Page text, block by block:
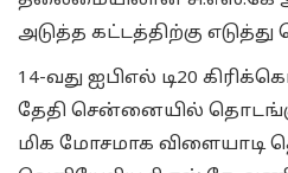
அடுத்த கட்டத்திற்கு எடுத்து
14-வது ஐபிஎல் டி20
தேதி சென்னையில்
மிக மோசமாக விளையாடி